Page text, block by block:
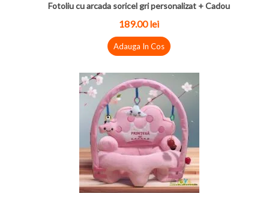
Fotoliu cu arcada soricel gri personalizat + Cadou
189.00 lei
Adauga In Cos